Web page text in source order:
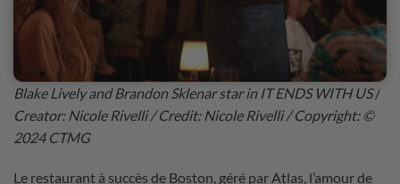
Blake Lively and Brandon Sklenar star in IT ENDS WITH US/
Creator: Nicole Rivelli / Credit: Nicole Rivelli / Copyright: ©
2024 CTMG
Le restaurant à succès de Boston, géré par Atlas, l’amour de